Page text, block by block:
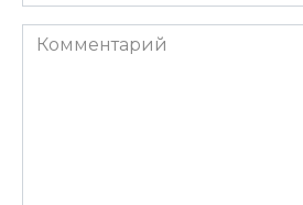
Комментарий